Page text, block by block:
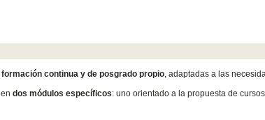
continua y de posgrado propio, adaptadas a las
endos módulos específicos: uno orientado a la propuesta de